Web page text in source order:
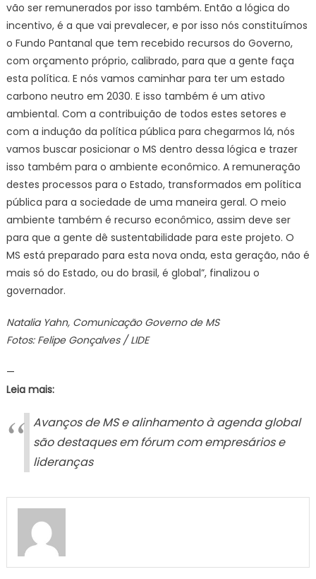
vão ser remunerados por isso também. Então a lógica do
incentivo, é a que vai prevalecer, e por isso nós constituímos
o Fundo Pantanal que tem recebido recursos do Governo,
com orçamento próprio, calibrado, para que a gente faça
esta política. E nós vamos caminhar para ter um estado
carbono neutro em 2030. E isso também é um ativo
ambiental. Com a contribuição de todos estes setores e
com a indução da política pública para chegarmos lá, nós
vamos buscar posicionar o MS dentro dessa lógica e trazer
isso também para o ambiente econômico. A remuneração
destes processos para o Estado, transformados em política
pública para a sociedade de uma maneira geral. O meio
ambiente também é recurso econômico, assim deve ser
para que a gente dê sustentabilidade para este projeto. O
MS está preparado para esta nova onda, esta geração, não é
mais só do Estado, ou do brasil, é global”, finalizou o
governador.
Natalia Yahn, Comunicação Governo de MS
Fotos: Felipe Gonçalves / LIDE
—
Leia mais:
Avanços de MS e alinhamento à agenda global
são destaques em fórum com empresários e
lideranças